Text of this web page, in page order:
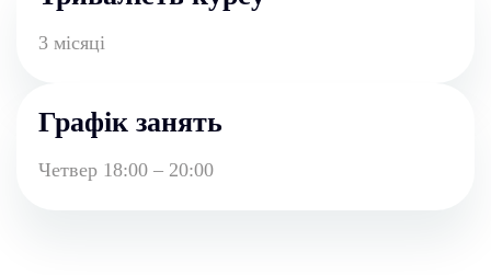
1.Як користуватися програмою
сторіборду